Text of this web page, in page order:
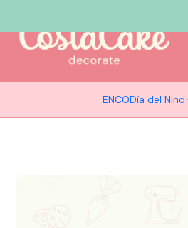
ENCODía del Niño